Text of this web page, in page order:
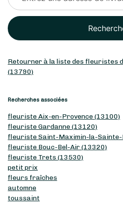
Retourner à la liste des fleuristes
(13790)
Recherches associées
fleuriste Aix-en-Provence (13100)
fleuriste Gardanne (13120)
fleuriste Saint-Maximin-la-Sainte-
fleuriste Bouc-Bel-Air (13320)
fleuriste Trets (13530)
petit prix
fleurs fraîches
automne
toussaint